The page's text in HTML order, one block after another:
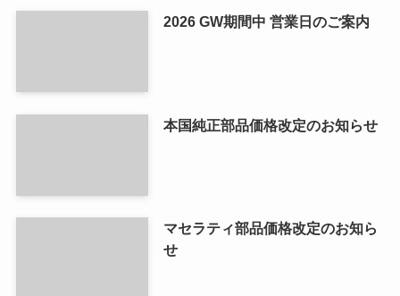
2026 GW期間中 営業日のご案内
本国純正部品価格改定のお知らせ
マセラティ部品価格改定のお知ら
せ